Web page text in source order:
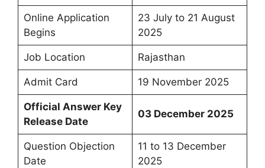
Online Application
Begins
23 July to 21 August
2025
Job Location Rajasthan
Admit Card 19 November 2025
Official Answer Key
Release Date
03 December 2025
Question Objection
Date
11 to 13 December
2025